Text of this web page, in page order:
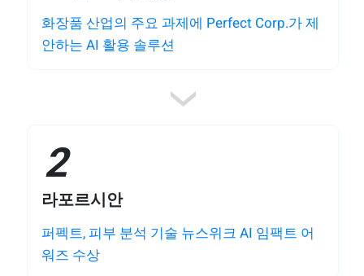
화장품 산업의 주요 과제에 Perfect Corp.가 제
안하는 AI 활용 솔루션
2
라포르시안
퍼펙트, 피부 분석 기술 뉴스위크 AI 임팩트 어
워즈 수상